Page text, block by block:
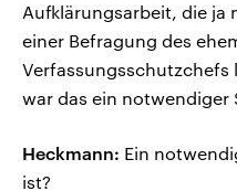
Aufklärungsarbeit, die ja
einer Befragung des
Verfassungsschutzchefs
war das ein notwendiger
Heckmann: Ein
ist?